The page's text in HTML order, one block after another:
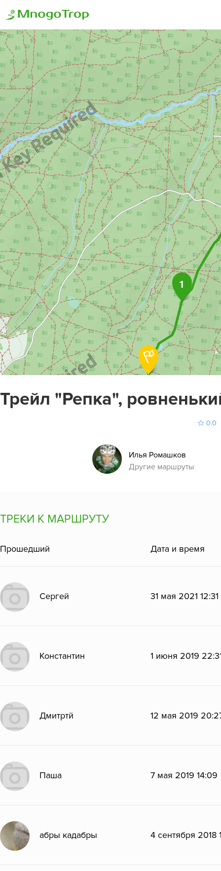
1
Трейл "Репка",
0.0
Илья Ромашков
Другие маршруты
ТРЕКИ К МАРШРУТУ
Прошедший Дата и время
Сергей 31 мая 2021 12:31
Константин 1 июня 2019
Дмитртй 12 мая 2019
Паша 7 мая 2019 14:09
абры кадабры 4 сентября 2018